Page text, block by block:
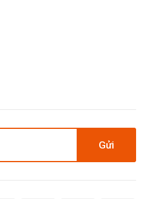
Gửi